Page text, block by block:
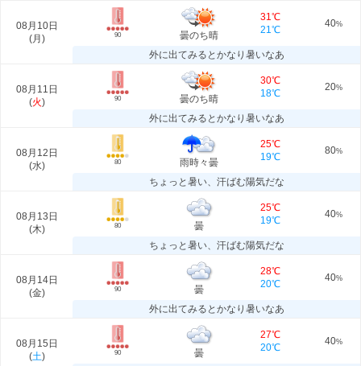
08月10日
(月 ) 90 曇のち晴
31℃
21℃
40%
外に出てみるとかなり暑いなあ
08月11日
(火) 90 曇のち晴
30℃
18℃
20%
外に出てみるとかなり暑いなあ
08月12日
(水) 80 雨時々曇
25℃
19℃
80%
ちょっと暑い、汗ばむ陽気だな
08月13日
(木) 80 曇
25℃
19℃
40%
ちょっと暑い、汗ばむ陽気だな
08月14日
(金) 90 曇
28℃
20℃
40%
外に出てみるとかなり暑いなあ
08月15日
(土) 90 曇
27℃
20℃
40%